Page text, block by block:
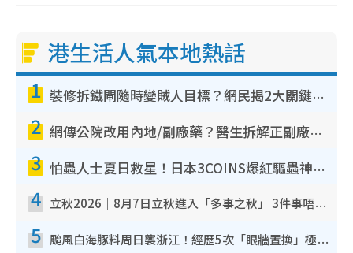
港生活人氣本地熱話
1 裝修拆鐵閘隨時變賊人目標？網民揭2大關鍵用途：裝新式等於白裝？附新舊鐵閘分別
2 網傳公院改用內地/副廠藥？醫生拆解正副廠分別 揭4類人換藥隨時出事
3 怕蟲人士夏日救星！日本3COINS爆紅驅蟲神器$45起 1招「全程免觸碰」輕鬆搞定小強
4 立秋2026｜8月7日立秋進入「多事之秋」 3件事唔做得！專家教6招開運 清枱頭／銀包納氣接好運
5 颱風白海豚料周日襲浙江！經歷5次「眼牆置換」極罕見 成登陸內地最長途颱風